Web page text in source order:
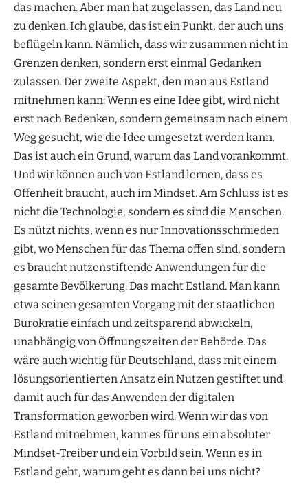
das machen. Aber man hat zugelassen, das Land neu
zu denken. Ich glaube, das ist ein Punkt, der auch uns
beflügeln kann. Nämlich, dass wir zusammen nicht in
Grenzen denken, sondern erst einmal Gedanken
zulassen. Der zweite Aspekt, den man aus Estland
mitnehmen kann: Wenn es eine Idee gibt, wird nicht
erst nach Bedenken, sondern gemeinsam nach einem
Weg gesucht, wie die Idee umgesetzt werden kann.
Das ist auch ein Grund, warum das Land vorankommt.
Und wir können auch von Estland lernen, dass es
Offenheit braucht, auch im Mindset. Am Schluss ist es
nicht die Technologie, sondern es sind die Menschen.
Es nützt nichts, wenn es nur Innovationsschmieden
gibt, wo Menschen für das Thema offen sind, sondern
es braucht nutzenstiftende Anwendungen für die
gesamte Bevölkerung. Das macht Estland. Man kann
etwa seinen gesamten Vorgang mit der staatlichen
Bürokratie einfach und zeitsparend abwickeln,
unabhängig von Öffnungszeiten der Behörde. Das
wäre auch wichtig für Deutschland, dass mit einem
lösungsorientierten Ansatz ein Nutzen gestiftet und
damit auch für das Anwenden der digitalen
Transformation geworben wird. Wenn wir das von
Estland mitnehmen, kann es für uns ein absoluter
Mindset-Treiber und ein Vorbild sein. Wenn es in
Estland geht, warum geht es dann bei uns nicht?